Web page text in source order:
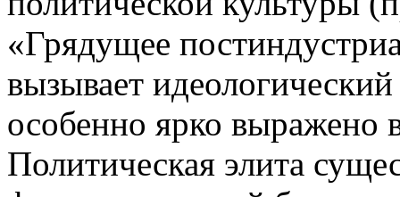
«Грядущее
вызывает
особенно ярко выражено
Политическая элита